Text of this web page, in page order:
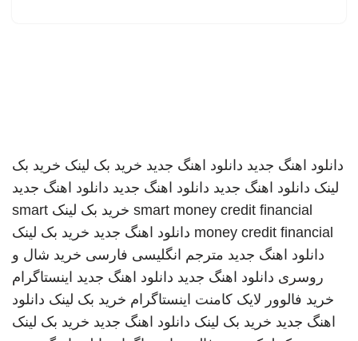
دانلود اهنگ جدید دانلود اهنگ جدید خرید بک لینک خرید بک
لینک دانلود اهنگ جدید دانلود اهنگ جدید دانلود اهنگ جدید
smart money credit financial خرید بک لینک smart
money credit financial دانلود اهنگ جدید خرید بک لینک
دانلود اهنگ جدید مترجم انگلیسی فارسی خرید شال و
روسری دانلود اهنگ جدید دانلود اهنگ جدید اینستاگرام
خرید فالوور لایک کامنت اینستاگرام خرید بک لینک دانلود
اهنگ جدید خرید بک لینک دانلود اهنگ جدید خرید بک لینک